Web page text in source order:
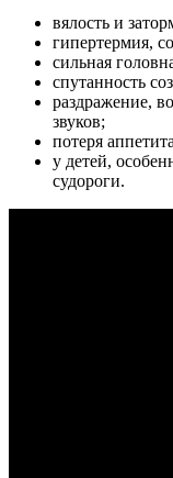
вялость и
гипертермия,
сильная
спутанность
раздражение,
звуков;
потеря
у детей,
судороги.